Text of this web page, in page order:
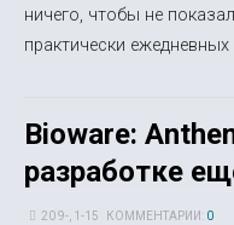
ничего, чтобы не
практически ежедневных
Bioware:
разработке
20 9-, 1-15 КОММЕНТАРИИ: 0